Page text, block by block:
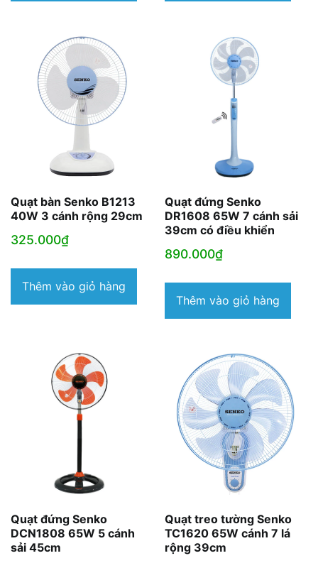
Quạt bàn Senko B1213
40W 3 cánh rộng 29cm
325.000₫
Thêm vào giỏ hàng
Quạt đứng Senko
DR1608 65W 7 cánh sải
39cm có điều khiển
890.000₫
Thêm vào giỏ hàng
Quạt đứng Senko
DCN1808 65W 5 cánh
sải 45cm
Quạt treo tường Senko
TC1620 65W cánh 7 lá
rộng 39cm